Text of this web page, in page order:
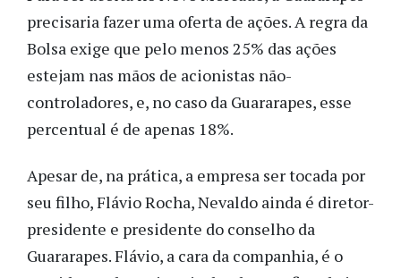
precisaria fazer uma oferta de ações. A regra da
Bolsa exige que pelo menos 25% das ações
estejam nas mãos de acionistas não-
controladores, e, no caso da Guararapes, esse
percentual é de apenas 18%.
Apesar de, na prática, a empresa ser tocada por
seu filho, Flávio Rocha, Nevaldo ainda é diretor-
presidente e presidente do conselho da
Guararapes. Flávio, a cara da companhia, é o